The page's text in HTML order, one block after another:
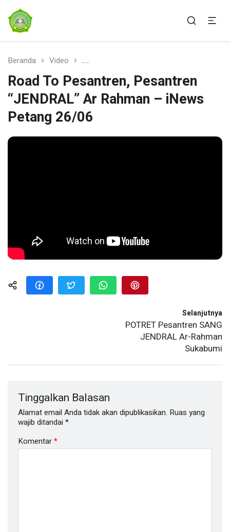
AR-RAHMAN SUKABUMI
Beranda Video Road To Pesantren, Pesantren
Road To Pesantren, Pesantren
“JENDRAL” Ar Rahman – iNews
Petang 26/06
Selanjutnya
POTRET Pesantren SANG
JENDRAL Ar-Rahman
Sukabumi
Tinggalkan Balasan
Alamat email Anda tidak akan dipublikasikan. Ruas yang
wajib ditandai *
Komentar*